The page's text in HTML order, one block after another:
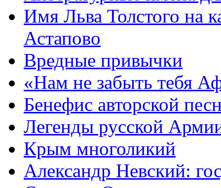
Имя Льва Толстого на
Астапово
Вредные привычки
«Нам не забыть тебя
Бенефис авторской
Легенды русской
Крым многоликий
Александр Невский: